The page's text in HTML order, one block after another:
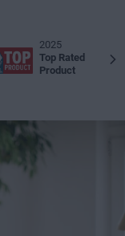
2025
Top Rated
Product